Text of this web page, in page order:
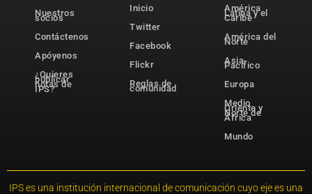
Nuestros
socios
Contáctenos
Apóyenos
¿Quieres
publicar
notas de
IPS?
Inicio
Twitter
Facebook
Flickr
Reglas de
comunidad
América
Latina y el
Caribe
América del
Norte
Asia-
Pacífico
Europa
Medio
Oriente y
Norte de
África
Mundo
IPS es una institución internacional de comunicación cuyo eje es una